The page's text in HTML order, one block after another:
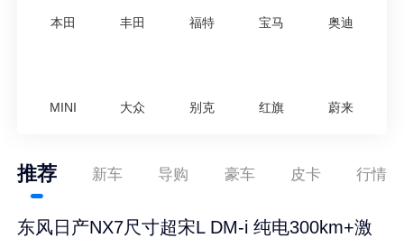
本田 丰田 福特 宝马 奥迪
MINI 大众 别克 红旗 蔚来
推荐 新车 导购 豪车 皮卡 行情
东风日产NX7尺寸超宋L DM-i 纯电300km+激